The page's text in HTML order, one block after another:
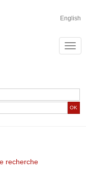
English
OK
recherche